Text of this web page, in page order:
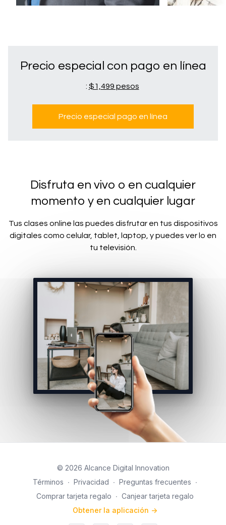
Precio especial con pago en línea
: $1,499 pesos
Precio especial pago en línea
Disfruta en vivo o en cualquier
momento y en cualquier lugar
Tus clases online las puedes disfrutar en tus dispositivos
digitales como celular, tablet, laptop, y puedes ver lo en
tu televisión.
© 2026 Alcance Digital Innovation
Términos ∙ Privacidad ∙ Preguntas frecuentes ∙
Comprar tarjeta regalo ∙ Canjear tarjeta regalo
Obtener la aplicación ->